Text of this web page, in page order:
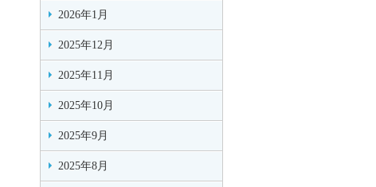
2026年1月
2025年12月
2025年11月
2025年10月
2025年9月
2025年8月